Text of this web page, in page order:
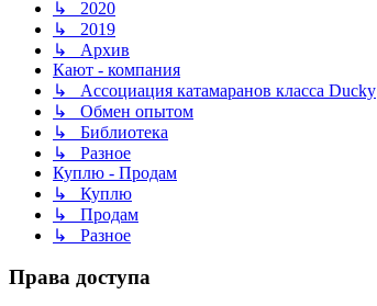
↳ 2020
↳ 2019
↳ Архив
Кают - компания
↳ Ассоциация катамаранов класса Ducky
↳ Обмен опытом
↳ Библиотека
↳ Разное
Куплю - Продам
↳ Куплю
↳ Продам
↳ Разное
Права доступа